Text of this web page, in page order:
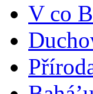
V co